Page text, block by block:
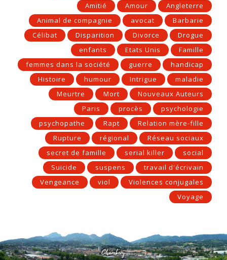
Amitié
Amour
Angleterre
Animal de compagnie
avocat
Barbarie
Célibat
Disparition Divorce
Drogue
enfants
Etats Unis
Famille
femmes dans la société
guerre
handicap
Histoire
humour Intrigue
maladie
Meurtre
Mort
Nouveaux Auteurs
Paris
procès
psychologie
psychopathe
Rapt
Relation mère-fille
Rupture
régional
Réseau sociaux
secret de famille
serial killer
social
Suicide
suspens
travail d'écrivain
Vengeance
viol
Violences conjugales
Voyage